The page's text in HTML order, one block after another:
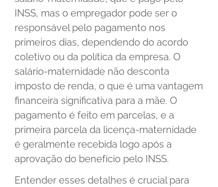
INSS, mas o empregador pode ser o
responsável pelo pagamento nos
primeiros dias, dependendo do acordo
coletivo ou da política da empresa. O
salário-maternidade não desconta
imposto de renda, o que é uma vantagem
financeira significativa para a mãe. O
pagamento é feito em parcelas, e a
primeira parcela da licença-maternidade
é geralmente recebida logo após a
aprovação do benefício pelo INSS.
Entender esses detalhes é crucial para